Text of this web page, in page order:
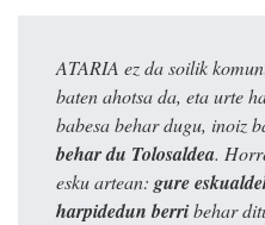
ATARIA ez da soilik
baten ahotsa da, eta urte
babesa behar dugu, inoiz
behar du Tolosaldea.
esku artean: gure
harpidedun berribehar